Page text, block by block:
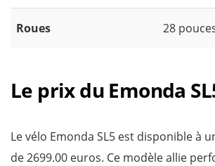
Roues 28
Le prix du Emonda
Le vélo Emonda SL5 est disponible à
de 2699.00 euros. Ce modèle allie